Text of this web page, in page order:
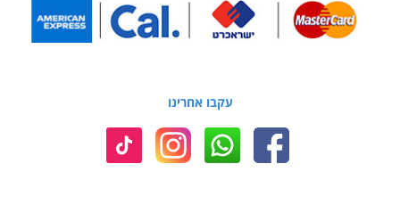
עקבו אחרינו